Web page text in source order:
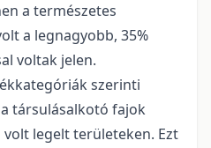
a természetes
a legnagyobb, 35%
voltak jelen.
szerinti
társulásalkotó fajok
legelt területeken. Ezt